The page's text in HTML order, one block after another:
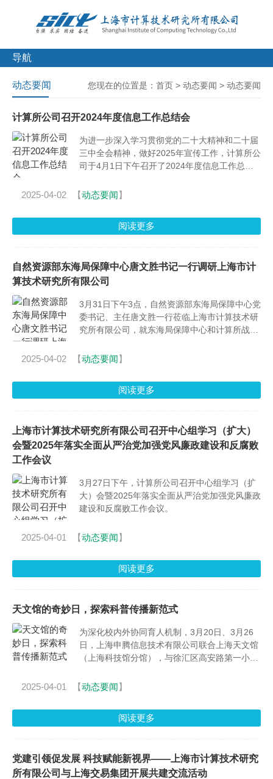
导航
您现在的位置是： 首页 > 动态要闻 > 动态要闻
动态要闻
计算所公司召开2024年度信息工作总结会
为进一步深入学习贯彻党的二十大精神和二十届
三中全会精神，做好2025年宣传工作，计算所公
司于4月1日下午召开了2024年度信息工作总结
2025-04-02 【动态要闻】
阅读更多
自然资源部东海局保障中心唐文胜书记一行调研上海市计
算技术研究所有限公司
3月31日下午3点，自然资源部东海局保障中心党
委书记、主任唐文胜一行莅临上海市计算技术研
究所有限公司，就东海局保障中心和计算所战略
2025-04-02 【动态要闻】
阅读更多
上海市计算技术研究所有限公司召开中心组学习（扩大）
会暨2025年落实全面从严治党加强党风廉政建设和反腐败
工作会议
3月27日下午，计算所公司召开中心组学习（扩
大）会暨2025年落实全面从严治党加强党风廉政
建设和反腐败工作会议。
2025-04-01 【动态要闻】
阅读更多
天文馆的奇妙日，探索科普传播新范式
为深化校内外协同育人机制，3月20日、3月26
日，上海申腾信息技术有限公司联合上海天文馆
（上海科技馆分馆），与徐汇区高安路第一小学
展"天文馆奇妙日"主题春游活动。通过"科技场馆
场景。
2025-04-01 【动态要闻】
阅读更多
党建引领促发展 科技赋能新视界——上海市计算技术研究
所有限公司与上海交易集团开展共建交流活动